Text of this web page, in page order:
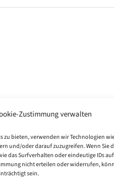
Zustimmung verwalten
zu bieten, verwenden wir Technologien
und/oder darauf zuzugreifen. Wenn Sie
das Surfverhalten oder eindeutige IDs
nicht erteilen oder widerrufen,
sein.
des doppelten
Erfinder mit
erteilt wurde,